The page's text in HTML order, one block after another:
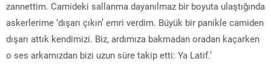
zannettim. Camideki sallanma dayanılmaz bir boyuta ulaştığında
askerlerime ‘dışarı çıkın’ emri verdim. Büyük bir panikle camiden
dışarı attık kendimizi. Biz, ardımıza bakmadan oradan kaçarken
o ses arkamızdan bizi uzun süre takip etti: Ya Latif.’